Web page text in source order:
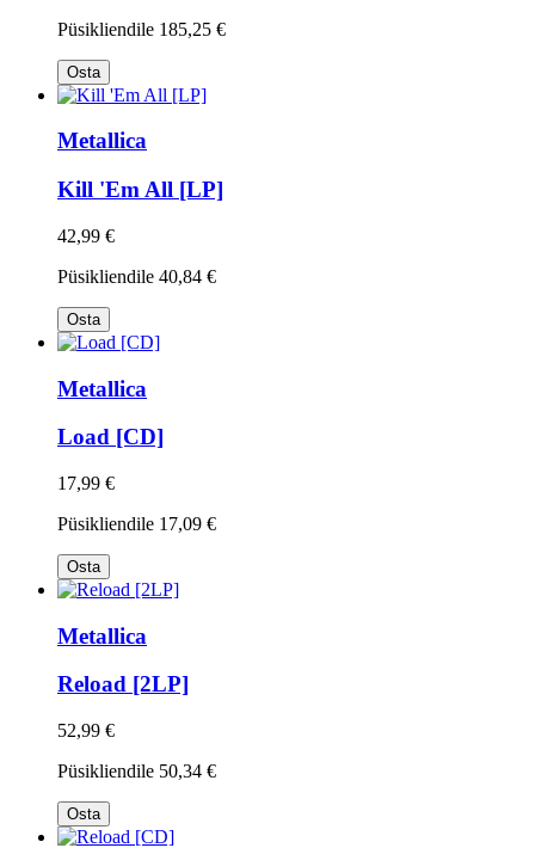
Püsikliendile 185,25 €
Osta
Metallica
Kill 'Em All [LP]
42,99 €
Püsikliendile 40,84 €
Osta
Metallica
Load [CD]
17,99 €
Püsikliendile 17,09 €
Osta
Metallica
Reload [2LP]
52,99 €
Püsikliendile 50,34 €
Osta